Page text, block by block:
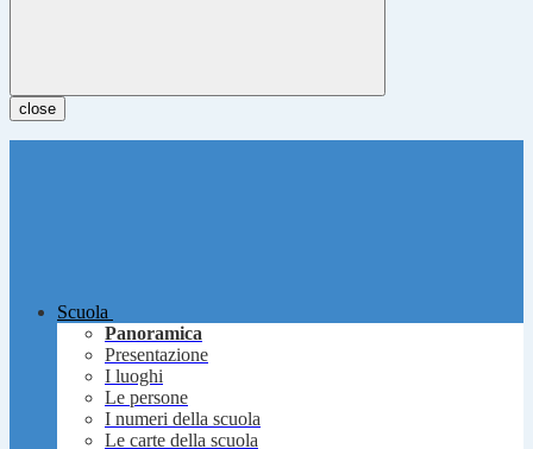
close
Scuola
Panoramica
Presentazione
I luoghi
Le persone
I numeri della scuola
Le carte della scuola